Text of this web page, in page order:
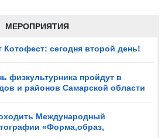
МЕРОПРИЯТИЯ
сегодня второй день!
физкультурника пройдут в
и районов Самарской области
Международный
«Форма,образ,